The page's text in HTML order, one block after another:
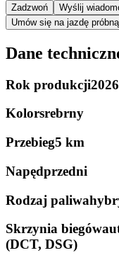
Zadzwoń
Wyślij
Umów się na jazdę próbną
Dane
Rok produkcji2026
Kolorsrebrny
Przebieg5 km
Napędprzedni
Rodzaj paliwa
Skrzynia biegów
(DCT, DSG)